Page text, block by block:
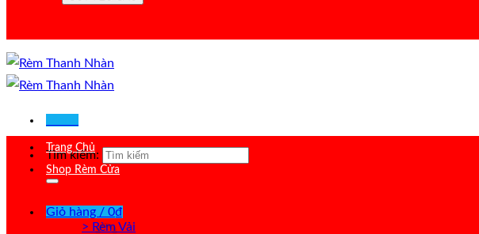
Tìm kiếm:
Giỏ hàng / 0₫
Trang Chủ
Shop Rèm Cửa
> Rèm Vải